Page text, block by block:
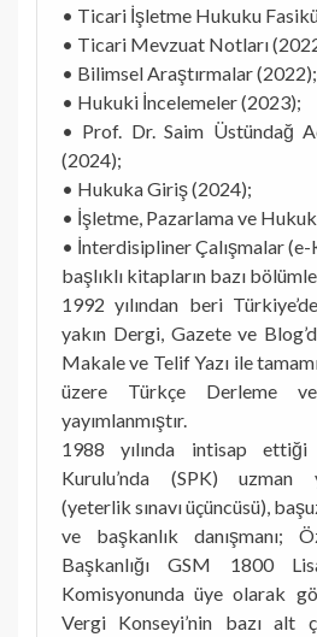
• Ticari İşletme Hukuku
• Ticari Mevzuat Notları
• Bilimsel Araştırmalar (2022);
• Hukuki İncelemeler (2023);
• Prof. Dr. Saim Üstündağ
(2024);
• Hukuka Giriş (2024);
• İşletme, Pazarlama ve Hukuk
• İnterdisipliner Çalışmalar
başlıklı kitapların bazı
1992 yılından beri
yakın Dergi, Gazete ve
Makale ve Telif Yazı ile
üzere Türkçe Derleme
yayımlanmıştır.
1988 yılında intisap ettiği
Kurulu’nda (SPK) uzman
(yeterlik sınavı üçüncüsü),
ve başkanlık danışmanı;
Başkanlığı GSM 1800
Komisyonunda üye olarak
Vergi Konseyi’nin bazı alt